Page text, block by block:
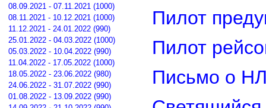
08.09.2021 - 07.11.2021 (1000)
08.11.2021 - 10.12.2021 (1000)
11.12.2021 - 24.01.2022 (990)
25.01.2022 - 04.03.2022 (1000)
05.03.2022 - 10.04.2022 (990)
11.04.2022 - 17.05.2022 (1000)
18.05.2022 - 23.06.2022 (980)
24.06.2022 - 31.07.2022 (990)
01.08.2022 - 13.09.2022 (990)
Пилот
Пилот
Письмо о